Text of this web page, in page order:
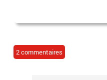
2 commentaires